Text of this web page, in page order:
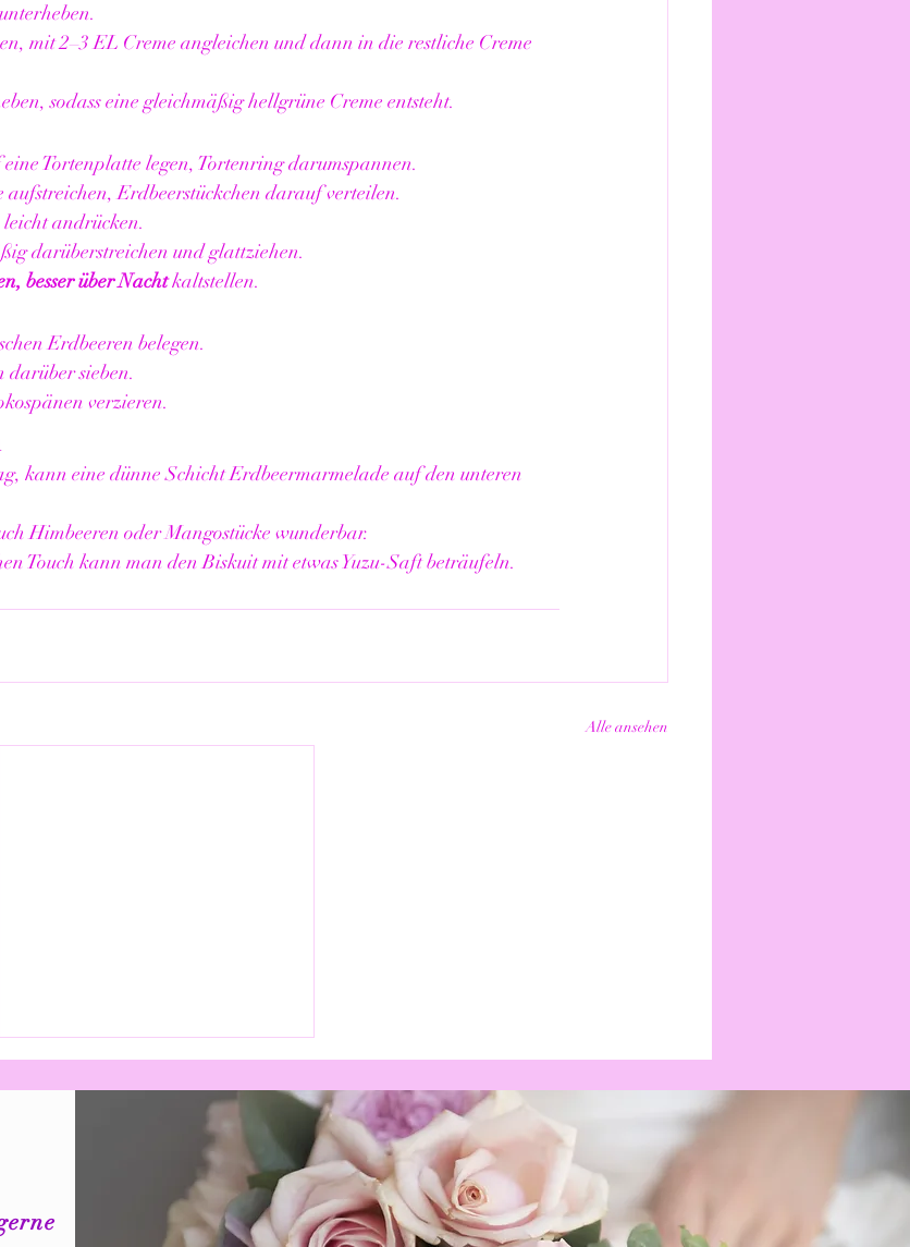
mit 2–3 EL Creme angleichen und dann in die restliche Creme
sodass eine gleichmäßig hellgrüne Creme entsteht.
Tortenplatte legen, Tortenring darumspannen.
Erdbeerstückchen darauf verteilen.
andrücken.
darüberstreichen und glattziehen.
besser über Nacht kaltstellen.
Erdbeeren belegen.
sieben.
verzieren.
kann eine dünne Schicht Erdbeermarmelade auf den unteren
Himbeeren oder Mangostücke wunderbar.
Touch kann man den Biskuit mit etwas Yuzu-Saft beträufeln.
Alle ansehen